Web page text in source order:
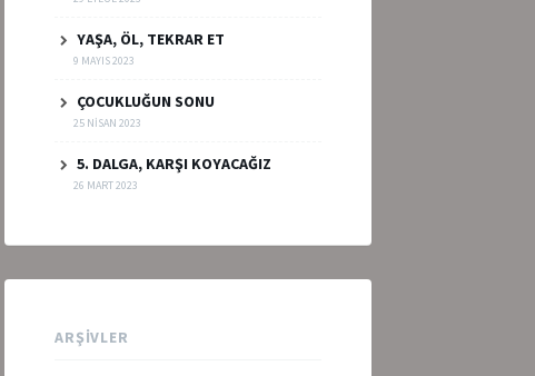
YAŞA, ÖL, TEKRAR ET
9 MAYIS 2023
ÇOCUKLUĞUN SONU
25 NISAN 2023
5. DALGA, KARŞI KOYACAĞIZ
26 MART 2023
ARŞIVLER